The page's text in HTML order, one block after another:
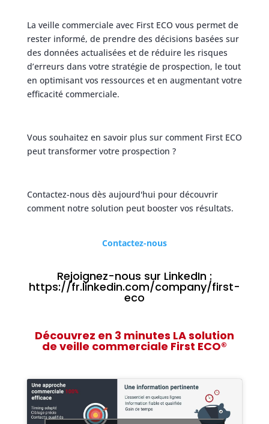
La veille commerciale avec First ECO vous permet de
rester informé, de prendre des décisions basées sur
des données actualisées et de réduire les risques
d’erreurs dans votre stratégie de prospection, le tout
en optimisant vos ressources et en augmentant votre
efficacité commerciale.
Vous souhaitez en savoir plus sur comment First ECO
peut transformer votre prospection ?
Contactez-nous dès aujourd'hui pour découvrir
comment notre solution peut booster vos résultats.
Contactez-nous
Rejoignez-nous sur LinkedIn :
https://fr.linkedin.com/company/first-
eco
Découvrez en 3 minutes LA solution
de veille commerciale First ECO®